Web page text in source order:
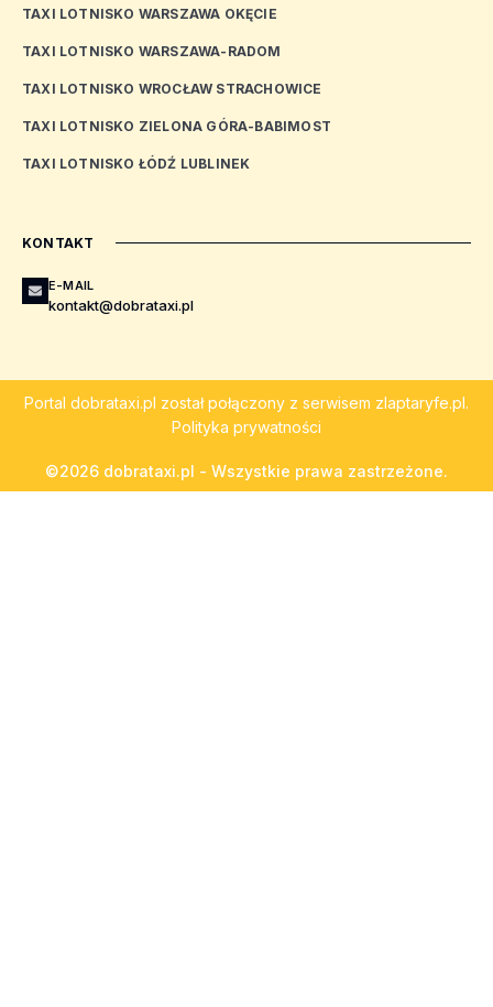
TAXI LOTNISKO WARSZAWA OKĘCIE
TAXI LOTNISKO WARSZAWA-RADOM
TAXI LOTNISKO WROCŁAW STRACHOWICE
TAXI LOTNISKO ZIELONA GÓRA-BABIMOST
TAXI LOTNISKO ŁÓDŹ LUBLINEK
KONTAKT
E-MAIL
kontakt@dobrataxi.pl
Portal dobrataxi.pl został połączony z serwisem zlaptaryfe.pl.
Polityka prywatności
©2026 dobrataxi.pl - Wszystkie prawa zastrzeżone.